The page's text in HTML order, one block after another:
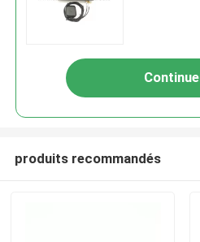
produits recommandés